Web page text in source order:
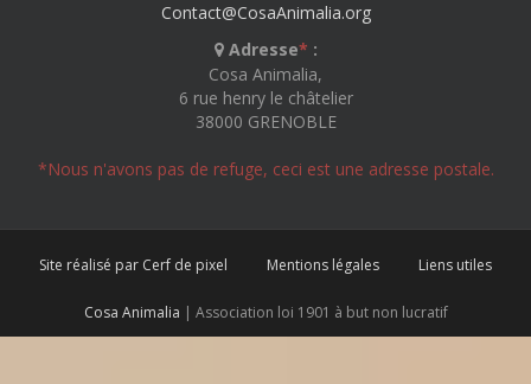
Contact@CosaAnimalia.org
Adresse* :
Cosa Animalia,
6 rue henry le châtelier
38000 GRENOBLE
*Nous n'avons pas de refuge, ceci est une adresse postale.
Site réalisé par Cerf de pixel Mentions légales Liens utiles
Cosa Animalia | Association loi 1901 à but non lucratif